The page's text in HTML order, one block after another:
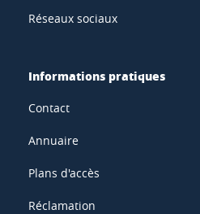
Réseaux sociaux
Informations pratiques
Contact
Annuaire
Plans d'accès
Réclamation